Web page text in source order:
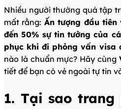
Nhiều người thường quá tập
mất rằng: Ấn tượng đầu tiên
đến 50% sự tin tưởng của
phục khi đi phỏng vấn visa
nào là chuẩn mực? Hãy cùng
tiết để bạn có vẻ ngoài tự tin
1. Tại sao